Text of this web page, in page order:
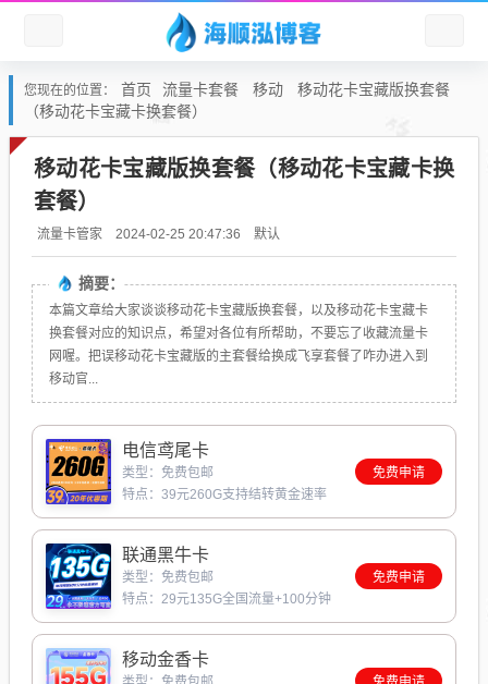
您现在的位置： 首页 流量卡套餐 移动
移动花卡宝藏版换套餐
（移动花卡宝藏卡换套餐）
移动花卡宝藏版换套餐（移动花卡宝藏卡换
套餐）
流量卡管家 2024-02-25 20:47:36 默认
摘要：
本篇文章给大家谈谈移动花卡宝藏版换套餐，以及移动花卡宝藏卡
换套餐对应的知识点，希望对各位有所帮助，不要忘了收藏流量卡
网喔。把误移动花卡宝藏版的主套餐给换成飞享套餐了咋办进入到
移动官...
电信鸢尾卡
类型：免费包邮
特点：39元260G支持结转黄金速率
免费申请
联通黑牛卡
类型：免费包邮
特点：29元135G全国流量+100分钟
免费申请
移动金香卡